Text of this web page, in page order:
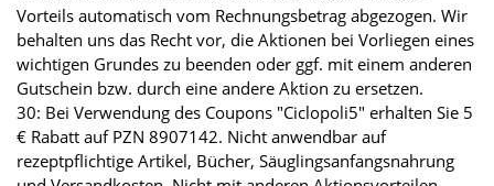
Vorteils automatisch vom Rechnungsbetrag abgezogen. Wir
behalten uns das Recht vor, die Aktionen bei Vorliegen eines
wichtigen Grundes zu beenden oder ggf. mit einem anderen
Gutschein bzw. durch eine andere Aktion zu ersetzen.
30: Bei Verwendung des Coupons "Ciclopoli5" erhalten Sie 5
€ Rabatt auf PZN 8907142. Nicht anwendbar auf
rezeptpflichtige Artikel, Bücher, Säuglingsanfangsnahrung